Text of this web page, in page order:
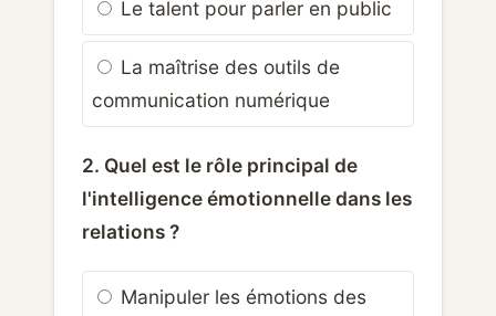
Le talent pour parler en public
La maîtrise des outils de
communication numérique
2. Quel est le rôle principal de
l'intelligence émotionnelle dans les
relations ?
Manipuler les émotions des